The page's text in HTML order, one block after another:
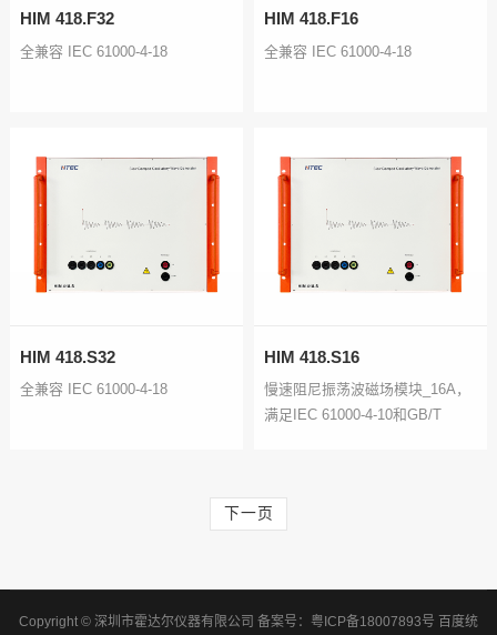
HIM 418.F32
全兼容 IEC 61000-4-18
HIM 418.F16
全兼容 IEC 61000-4-18
HIM 418.S32
全兼容 IEC 61000-4-18
HIM 418.S16
慢速阻尼振荡波磁场模块_16A，
满足IEC 61000-4-10和GB/T
下一页
Copyright © 深圳市霍达尔仪器有限公司 备案号： 粤ICP备18007893号 百度统